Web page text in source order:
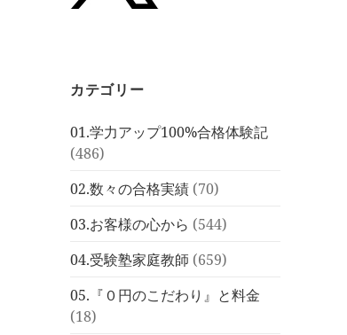
カテゴリー
01.学力アップ100%合格体験記
(486)
02.数々の合格実績 (70)
03.お客様の心から (544)
04.受験塾家庭教師 (659)
05.『０円のこだわり』と料金
(18)